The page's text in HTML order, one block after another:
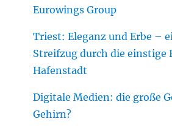
Eurowings Group
Triest: Eleganz und Erbe –
Streifzug durch die einstige
Hafenstadt
Digitale Medien: die große
Gehirn?